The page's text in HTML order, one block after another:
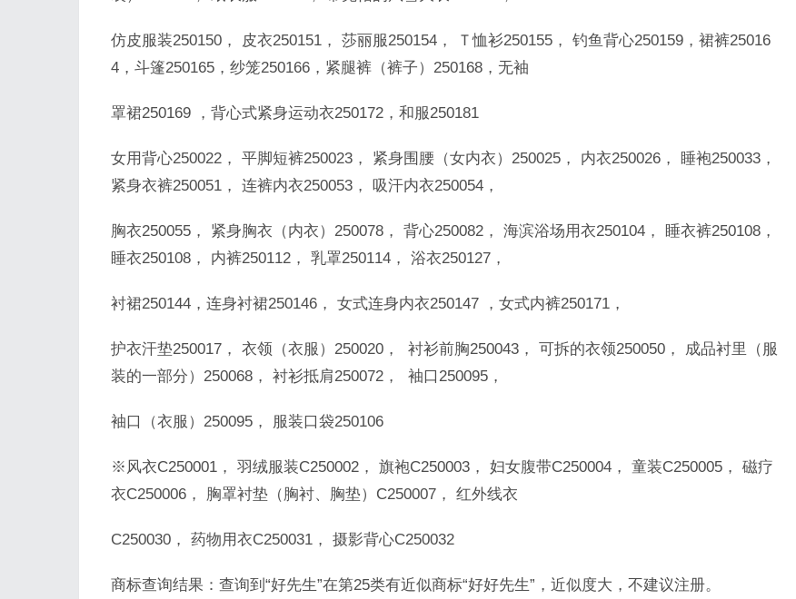
仿皮服装250150， 皮衣250151， 莎丽服250154， Ｔ恤衫250155， 钓鱼背心250159，裙裤25016
4，斗篷250165，纱笼250166，紧腿裤（裤子）250168，无袖
罩裙250169 ，背心式紧身运动衣250172，和服250181
女用背心250022， 平脚短裤250023， 紧身围腰（女内衣）250025， 内衣250026， 睡袍250033，
紧身衣裤250051， 连裤内衣250053， 吸汗内衣250054，
胸衣250055， 紧身胸衣（内衣）250078， 背心250082， 海滨浴场用衣250104， 睡衣裤250108，
睡衣250108， 内裤250112， 乳罩250114， 浴衣250127，
衬裙250144，连身衬裙250146， 女式连身内衣250147 ，女式内裤250171，
护衣汗垫250017， 衣领（衣服）250020， 衬衫前胸250043， 可拆的衣领250050， 成品衬里（服
装的一部分）250068， 衬衫抵肩250072， 袖口250095，
袖口（衣服）250095， 服装口袋250106
※风衣C250001， 羽绒服装C250002， 旗袍C250003， 妇女腹带C250004， 童装C250005， 磁疗
衣C250006， 胸罩衬垫（胸衬、胸垫）C250007， 红外线衣
C250030， 药物用衣C250031， 摄影背心C250032
商标查询结果：查询到“好先生”在第25类有近似商标“好好先生”，近似度大，不建议注册。